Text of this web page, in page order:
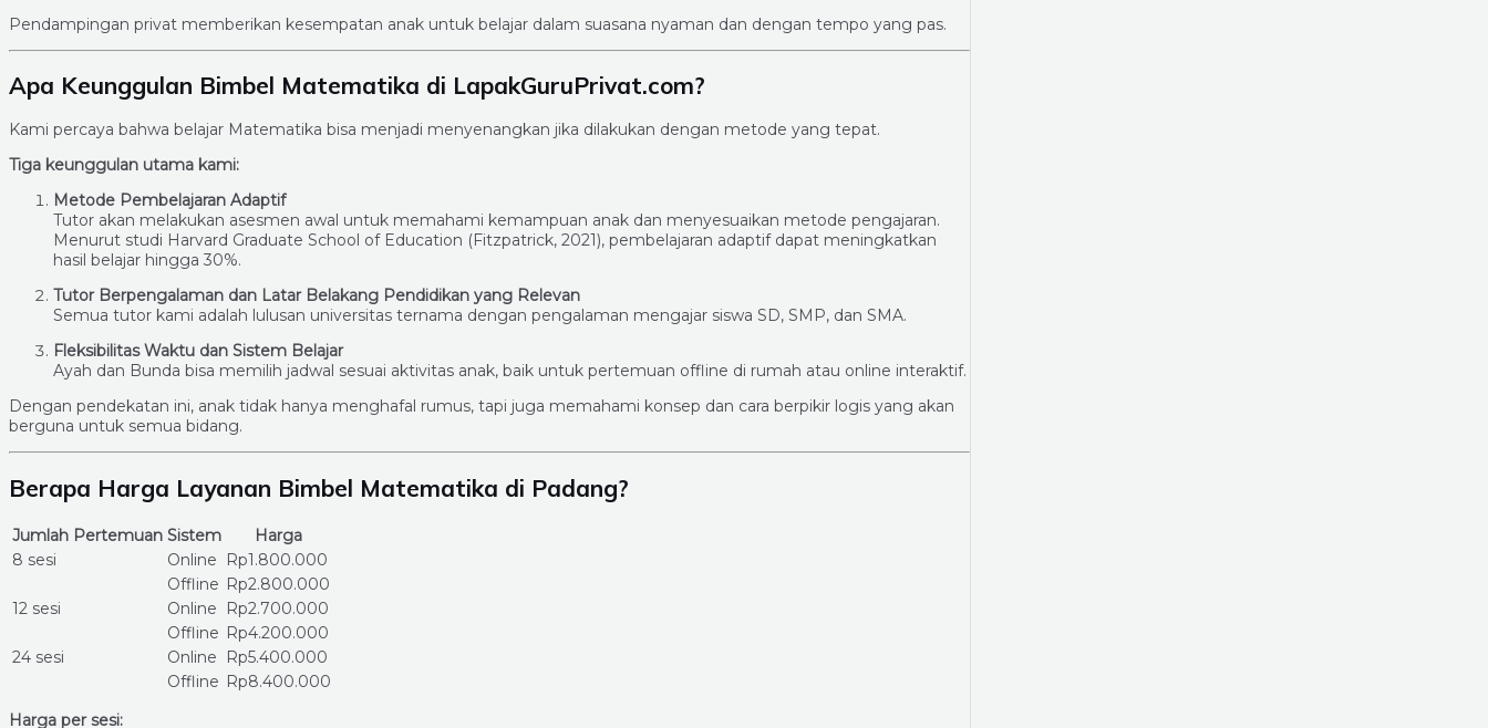
Pendampingan privat memberikan kesempatan anak untuk belajar dalam suasana nyaman dan dengan tempo yang pas.
Apa Keunggulan Bimbel Matematika di LapakGuruPrivat.com?
Kami percaya bahwa belajar Matematika bisa menjadi menyenangkan jika dilakukan dengan metode yang tepat.
Tiga keunggulan utama kami:
Metode Pembelajaran Adaptif
Tutor akan melakukan asesmen awal untuk memahami kemampuan anak dan menyesuaikan metode pengajaran.
Menurut studi Harvard Graduate School of Education (Fitzpatrick, 2021), pembelajaran adaptif dapat meningkatkan
hasil belajar hingga 30%.
Tutor Berpengalaman dan Latar Belakang Pendidikan yang Relevan
Semua tutor kami adalah lulusan universitas ternama dengan pengalaman mengajar siswa SD, SMP, dan SMA.
Fleksibilitas Waktu dan Sistem Belajar
Ayah dan Bunda bisa memilih jadwal sesuai aktivitas anak, baik untuk pertemuan offline di rumah atau online interaktif.
Dengan pendekatan ini, anak tidak hanya menghafal rumus, tapi juga memahami konsep dan cara berpikir logis yang akan
berguna untuk semua bidang.
Berapa Harga Layanan Bimbel Matematika di Padang?
Jumlah Pertemuan Sistem
Harga
8 sesi
Online
Rp1.800.000
Offline Rp2.800.000
12 sesi
Online
Rp2.700.000
Offline Rp4.200.000
24 sesi
Online
Rp5.400.000
Offline Rp8.400.000
Harga per sesi: